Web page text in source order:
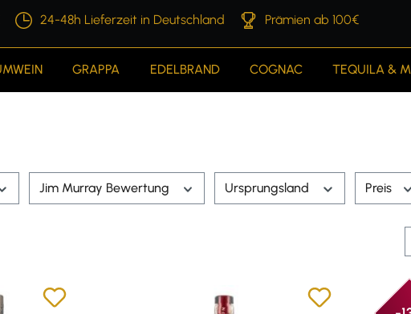
24-48h Lieferzeit in Deutschland Prämien ab 100€
GRAPPA EDELBRAND COGNAC TEQUILA &
Jim Murray Bewertung Ursprungsland Preis